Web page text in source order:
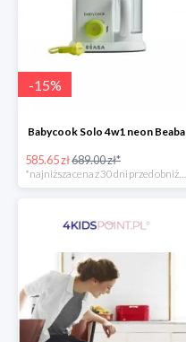
-15%
Babycook Solo 4w1 neon Beaba
585.65 zł689.00 zł*